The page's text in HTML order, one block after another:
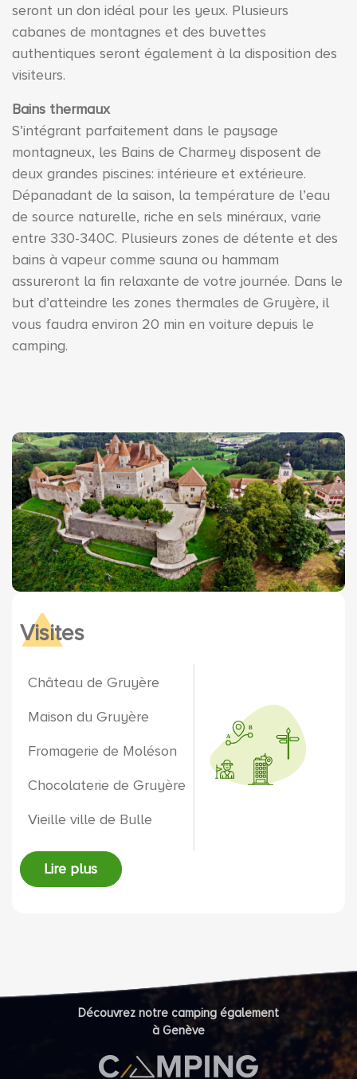
seront un don idéal pour les yeux. Plusieurs
cabanes de montagnes et des buvettes
authentiques seront également à la disposition des
visiteurs.
Bains thermaux
S’intégrant parfaitement dans le paysage
montagneux, les Bains de Charmey disposent de
deux grandes piscines: intérieure et extérieure.
Dépanadant de la saison, la température de l’eau
de source naturelle, riche en sels minéraux, varie
entre 330-340C. Plusieurs zones de détente et des
bains à vapeur comme sauna ou hammam
assureront la fin relaxante de votre journée. Dans le
but d’atteindre les zones thermales de Gruyère, il
vous faudra environ 20 min en voiture depuis le
camping.
Visites
Château de Gruyère
Maison du Gruyère
Fromagerie de Moléson
Chocolaterie de Gruyère
Vieille ville de Bulle
Lire plus
Découvrez notre camping également
à Genève